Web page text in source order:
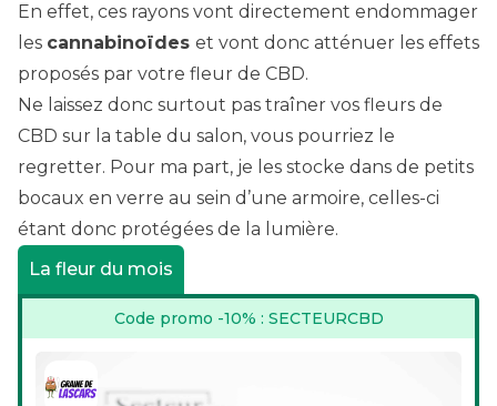
En effet, ces rayons vont directement endommager
les cannabinoïdes et vont donc atténuer les effets
proposés par votre fleur de CBD.
Ne laissez donc surtout pas traîner vos fleurs de
CBD sur la table du salon, vous pourriez le
regretter. Pour ma part, je les stocke dans de petits
bocaux en verre au sein d’une armoire, celles-ci
étant donc protégées de la lumière.
La fleur du mois
Code promo -10% : SECTEURCBD